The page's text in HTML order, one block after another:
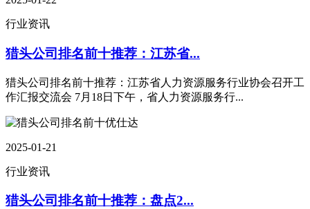
行业资讯
猎头公司排名前十推荐：江苏省...
猎头公司排名前十推荐：江苏省人力资源服务行业协会召开工
作汇报交流会 7月18日下午，省人力资源服务行...
2025-01-21
行业资讯
猎头公司排名前十推荐：盘点2...